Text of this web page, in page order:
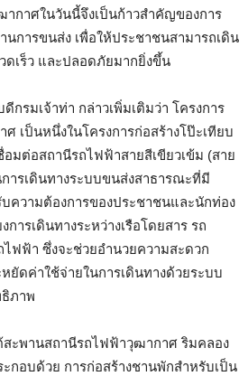
ากาศในวันนี้จึงเป็นก้าวสำคัญของการ
การขนส่ง เพื่อให้ประชาชนสามารถเดิน
ดเร็ว และปลอดภัยมากยิ่งขึ้น
ดีกรมเจ้าท่า กล่าวเพิ่มเติมว่า โครงการ
ศ เป็นหนึ่งในโครงการก่อสร้างโป๊ะเทียบ
อมต่อสถานีรถไฟฟ้าสายสีเขียวเข้ม (สาย
ารเดินทางระบบขนส่งสาธารณะที่มี
ความต้องการของประชาชนและนักท่อง
การเดินทางระหว่างเรือโดยสาร รถ
ไฟฟ้า ซึ่งจะช่วยอำนวยความสะดวก
ยัดค่าใช้จ่ายในการเดินทางด้วยระบบ
ภาพ
สะพานสถานีรถไฟฟ้าวุฒากาศ ริมคลอง
กอบด้วย การก่อสร้างชานพักสำหรับเป็น